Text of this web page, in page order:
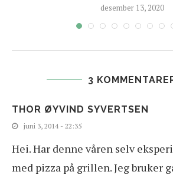
desember 13, 2020
3
THOR ØYVIND SYVERTSEN
juni 3, 2014 - 22:35
Hei. Har denne våren selv
med pizza på grillen. Jeg bruker